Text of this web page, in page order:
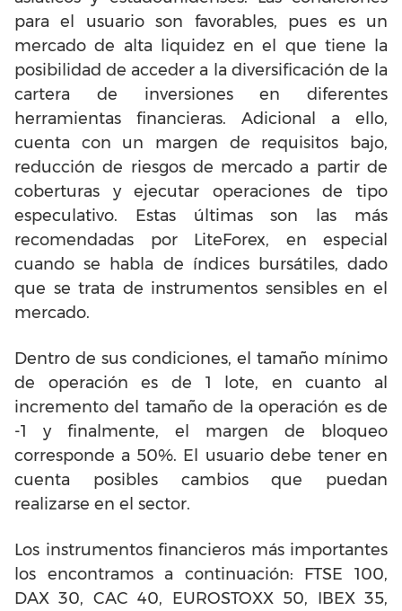
para el usuario son favorables, pues es un
mercado de alta liquidez en el que tiene la
posibilidad de acceder a la diversificación de la
cartera de inversiones en diferentes
herramientas financieras. Adicional a ello,
cuenta con un margen de requisitos bajo,
reducción de riesgos de mercado a partir de
coberturas y ejecutar operaciones de tipo
especulativo. Estas últimas son las más
recomendadas por LiteForex, en especial
cuando se habla de índices bursátiles, dado
que se trata de instrumentos sensibles en el
mercado.
Dentro de sus condiciones, el tamaño mínimo
de operación es de 1 lote, en cuanto al
incremento del tamaño de la operación es de
-1 y finalmente, el margen de bloqueo
corresponde a 50%. El usuario debe tener en
cuenta posibles cambios que puedan
realizarse en el sector.
Los instrumentos financieros más importantes
los encontramos a continuación: FTSE 100,
DAX 30, CAC 40, EUROSTOXX 50, IBEX 35,